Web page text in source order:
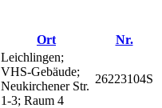
Ort
Nr.
Leichlingen;
VHS-Gebäude;
Neukirchener Str.
1-3; Raum 4
26223104S